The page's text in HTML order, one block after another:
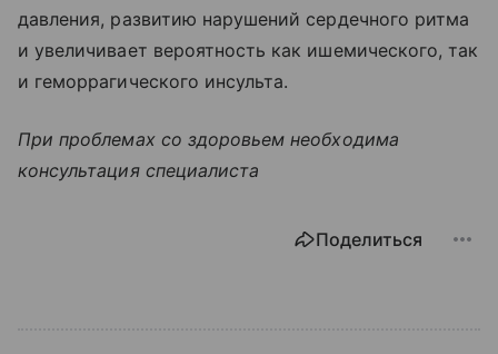
давления, развитию нарушений сердечного ритма
и увеличивает вероятность как ишемического, так
и геморрагического инсульта.
При проблемах со здоровьем необходима
консультация специалиста
Поделиться